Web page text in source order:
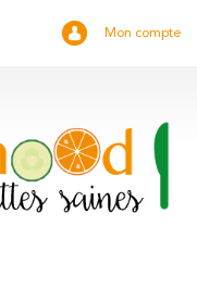
Mon compte